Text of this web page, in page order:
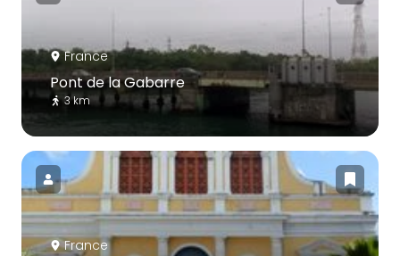
France
Pont de la Gabarre
3 km
France